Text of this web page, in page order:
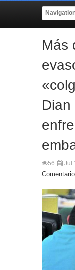
USC será el escenario
policial evitó que
atentado con bus bomba
Más
56 Jul